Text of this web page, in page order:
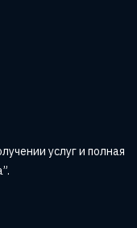
услуг и полная